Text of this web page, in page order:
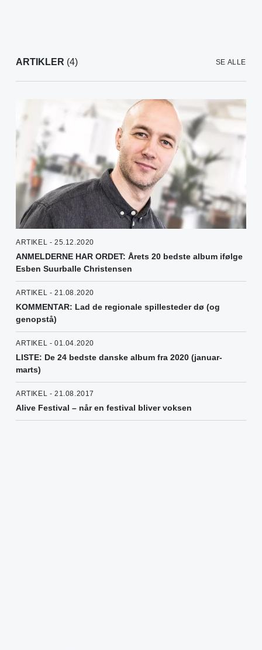
ARTIKLER (4) SE ALLE
ARTIKEL - 25.12.2020
ANMELDERNE HAR ORDET: Årets 20 bedste album ifølge
Esben Suurballe Christensen
ARTIKEL - 21.08.2020
KOMMENTAR: Lad de regionale spillesteder dø (og
genopstå)
ARTIKEL - 01.04.2020
LISTE: De 24 bedste danske album fra 2020 (januar-
marts)
ARTIKEL - 21.08.2017
Alive Festival – når en festival bliver voksen